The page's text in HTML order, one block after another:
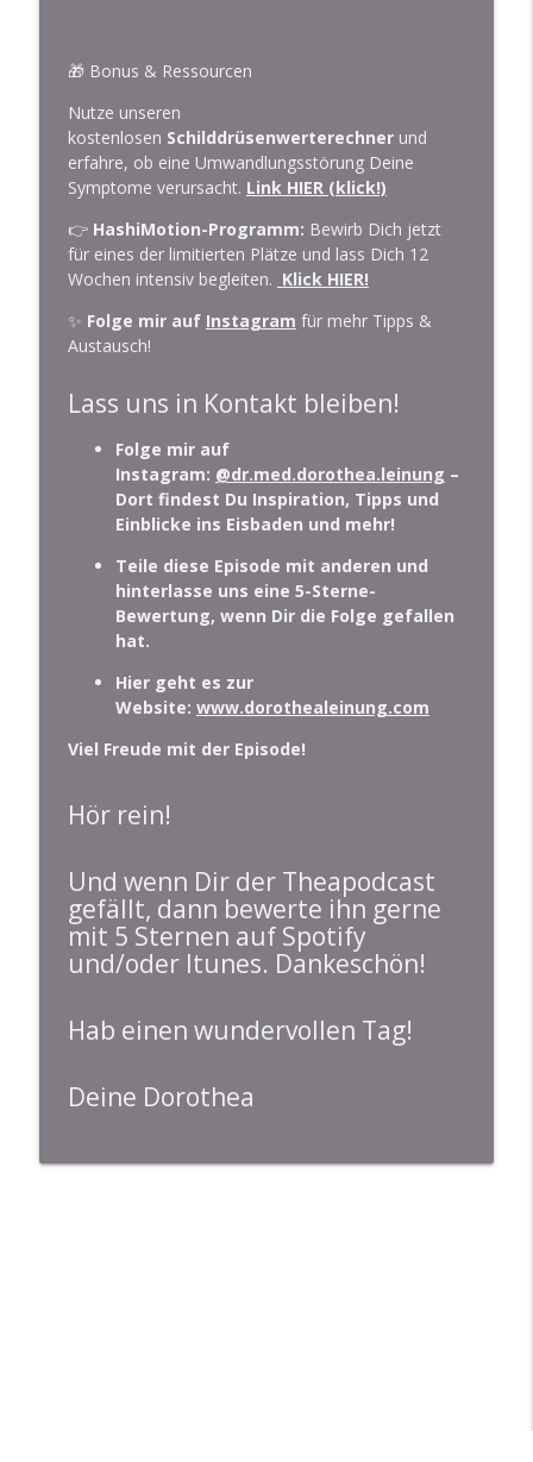
🎁 Bonus & Ressourcen
Nutze unseren
kostenlosen Schilddrüsenwerterechnerund
erfahre, ob eine Umwandlungsstörung Deine
Symptome verursacht. Link HIER (klick!)
👉 HashiMotion-Programm: Bewirb Dich jetzt
für eines der limitierten Plätze und lass Dich 12
Wochen intensiv begleiten. Klick HIER!
✨ Folge mir auf Instagram für mehr Tipps &
Austausch!
Lass uns in Kontakt bleiben!
Folge mir auf
Instagram: @dr.med.dorothea.leinung –
Dort findest Du Inspiration, Tipps und
Einblicke ins Eisbaden und mehr!
Teile diese Episode mit anderen und
hinterlasse uns eine 5-Sterne-
Bewertung, wenn Dir die Folge gefallen
hat.
Hier geht es zur
Website: www.dorothealeinung.com
Viel Freude mit der Episode!
Hör rein!
Und wenn Dir der Theapodcast
gefällt, dann bewerte ihn gerne
mit 5 Sternen auf Spotify
und/oder Itunes. Dankeschön!
Hab einen wundervollen Tag!
Deine Dorothea